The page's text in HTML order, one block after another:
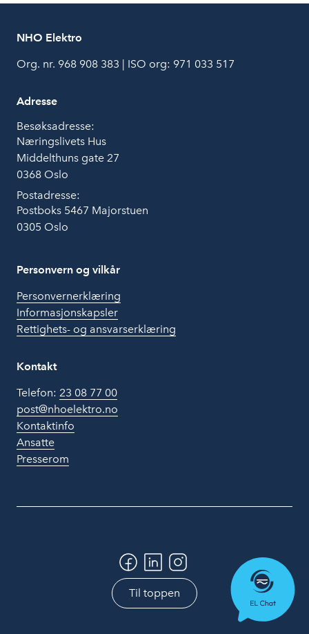
NHO Elektro
Org. nr. 968 908 383 | ISO org: 971 033 517
Adresse
Besøksadresse:
Næringslivets Hus
Middelthuns gate 27
0368 Oslo
Postadresse:
Postboks 5467 Majorstuen
0305 Oslo
Personvern og vilkår
Personvernerklæring
Informasjonskapsler
Rettighets- og ansvarserklæring
Kontakt
Telefon: 23 08 77 00
post@nhoelektro.no
Kontaktinfo
Ansatte
Presserom
Til toppen